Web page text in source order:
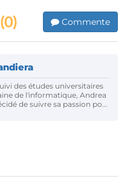
(0) Commente
des études universitaires
de l'informatique, Andrea
de suivre sa passion po...